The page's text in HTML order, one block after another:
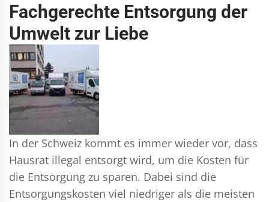
Fachgerechte Entsorgung der
Umwelt zur Liebe
In der Schweiz kommt es immer wieder vor, dass
Hausrat illegal entsorgt wird, um die Kosten für
die Entsorgung zu sparen. Dabei sind die
Entsorgungskosten viel niedriger als die meisten